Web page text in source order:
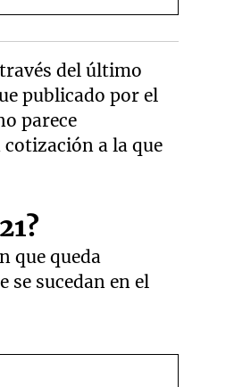
del último
publicado por el
parece
a la que
que queda
se sucedan en el